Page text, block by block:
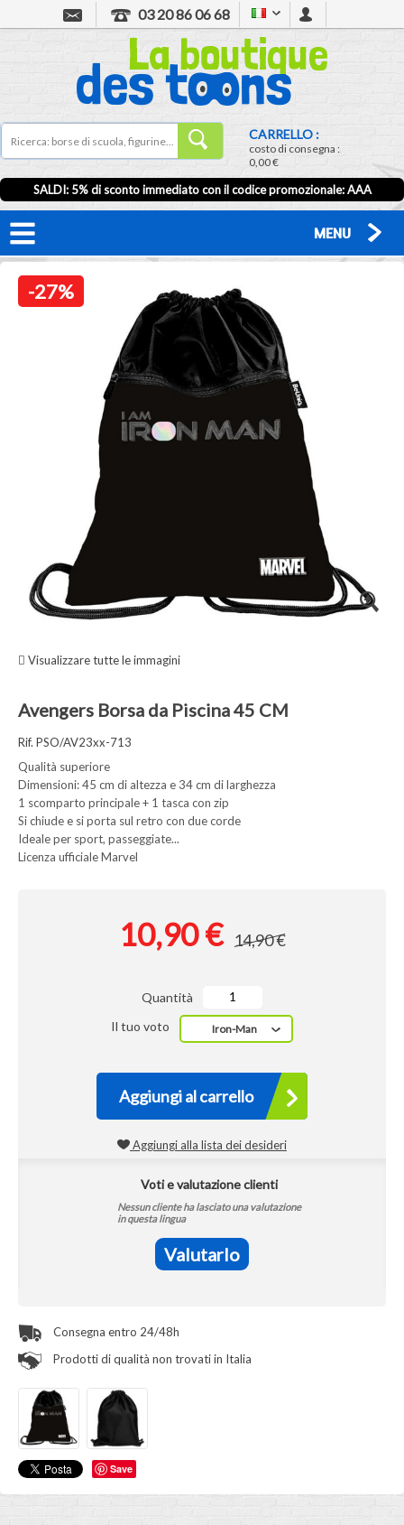
03 20 86 06 68
CARRELLO :
costo di consegna :
0,00 €
SALDI: 5% di sconto immediato con il codice promozionale: AAA
MENU
-27%
Visualizzare tutte le immagini
Save
Avengers Borsa da Piscina 45 CM
Rif. PSO/AV23xx-713
Qualità superiore
Dimensioni: 45 cm di altezza e 34 cm di larghezza
1 scomparto principale + 1 tasca con zip
Si chiude e si porta sul retro con due corde
Ideale per sport, passeggiate...
Licenza ufficiale Marvel
10,90 € 14,90 €
Quantità
Il tuo voto
Iron-Man
Aggiungi al carrello
Aggiungi alla lista dei desideri
Voti e valutazione clienti
Nessun cliente ha lasciato una valutazione
in questa lingua
Valutarlo
Consegna entro 24/48h
Prodotti di qualità non trovati in Italia